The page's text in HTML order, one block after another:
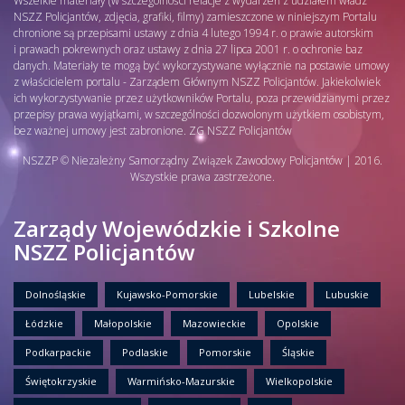
NSZZ Policjantów, zdjęcia, grafiki, filmy) zamieszczone w niniejszym Portalu
chronione są przepisami ustawy z dnia 4 lutego 1994 r. o prawie autorskim
i prawach pokrewnych oraz ustawy z dnia 27 lipca 2001 r. o ochronie baz
danych. Materiały te mogą być wykorzystywane wyłącznie na postawie umowy
z właścicielem portalu - Zarządem Głównym NSZZ Policjantów. Jakiekolwiek
ich wykorzystywanie przez użytkowników Portalu, poza przewidzianymi przez
przepisy prawa wyjątkami, w szczególności dozwolonym użytkiem osobistym,
bez ważnej umowy jest zabronione. ZG NSZZ Policjantów
NSZZP © Niezależny Samorządny Związek Zawodowy Policjantów | 2016.
Wszystkie prawa zastrzeżone.
Zarządy Wojewódzkie i Szkolne
NSZZ Policjantów
Dolnośląskie Kujawsko-Pomorskie Lubelskie Lubuskie
Łódzkie Małopolskie Mazowieckie Opolskie
Podkarpackie Podlaskie Pomorskie Śląskie
Świętokrzyskie Warmińsko-Mazurskie Wielkopolskie